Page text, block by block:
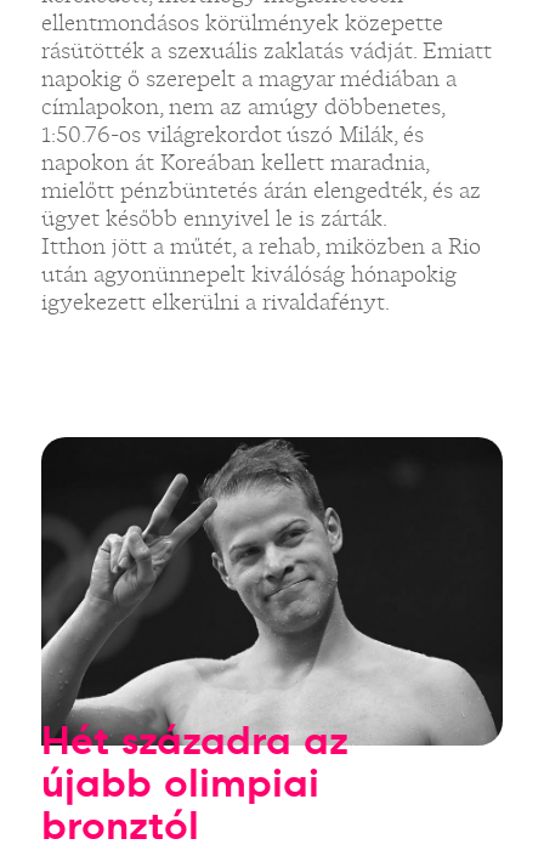
ellentmondásos körülmények közepette
rásütötték a szexuális zaklatás vádját. Emiatt
napokig ő szerepelt a magyar médiában a
címlapokon, nem az amúgy döbbenetes,
1:50.76-os világrekordot úszó Milák, és
napokon át Koreában kellett maradnia,
mielőtt pénzbüntetés árán elengedték, és az
ügyet később ennyivel le is zárták.
Itthon jött a műtét, a rehab, miközben a Rio
után agyonünnepelt kiválóság hónapokig
igyekezett elkerülni a rivaldafényt.
Hét századra az
újabb olimpiai
bronztól